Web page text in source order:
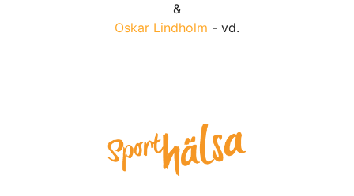
&
Oskar Lindholm - vd.